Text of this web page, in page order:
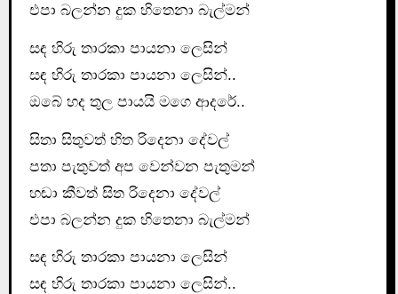
එපා බලන්න දුක හිතෙනා බැල්මන්
සඳ හිරු තාරකා පායනා ලෙසින්
සඳ හිරු තාරකා පායනා ලෙසින්..
ඔබේ හද තුල පායයි මගෙ ආදරේ..
සිතා සිතුවත් හිත රිදෙනා දේවල්
පතා පැතුවත් අප වෙන්වන පැතුමන්
‍හඬා කීවත් සිත‍ රිදෙනා දේවල්
එපා බලන්න දුක හිතෙනා බැල්මන්
සඳ හිරු තාරකා පායනා ලෙසින්
සඳ හිරු තාරකා පායනා ලෙසින්..